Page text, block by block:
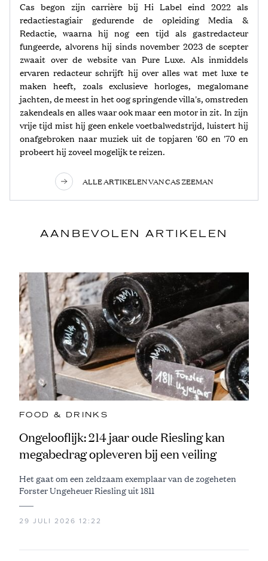
Cas begon zijn carrière bij Hi Label eind 2022 als
redactiestagiair gedurende de opleiding Media &
Redactie, waarna hij nog een tijd als gastredacteur
fungeerde, alvorens hij sinds november 2023 de scepter
zwaait over de website van Pure Luxe. Als inmiddels
ervaren redacteur schrijft hij over alles wat met luxe te
maken heeft, zoals exclusieve horloges, megalomane
jachten, de meest in het oog springende villa's, omstreden
zakendeals en alles waar ook maar een motor in zit. In zijn
vrije tijd mist hij geen enkele voetbalwedstrijd, luistert hij
onafgebroken naar muziek uit de topjaren '60 en '70 en
probeert hij zoveel mogelijk te reizen.
ALLE ARTIKELEN VAN CAS ZEEMAN
AANBEVOLEN ARTIKELEN
FOOD & DRINKS
Ongelooflijk: 214 jaar oude Riesling kan
megabedrag opleveren bij een veiling
Het gaat om een zeldzaam exemplaar van de zogeheten
Forster Ungeheuer Riesling uit 1811
29 JULI 2026 12:22